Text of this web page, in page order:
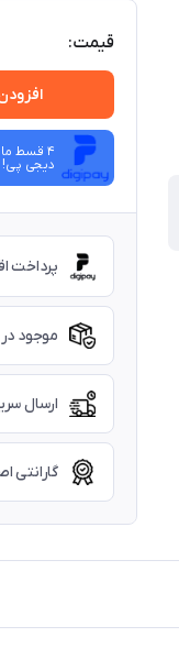
قیمت:
دیجی ‌پی!
پرداخت
موجود در
ارسال
گارانتی